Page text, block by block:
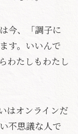
今、「調子に
す。いいんで
わたしもわたし
はオンラインだ
不思議な人で